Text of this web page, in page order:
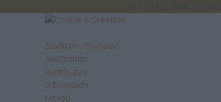
Σύνδεση / Εγγραφή
Αναζήτηση
Αγαπημένα
0 Σύγκριση
Μενού